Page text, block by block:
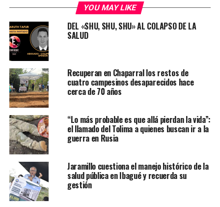
YOU MAY LIKE
DEL «SHU, SHU, SHU» AL COLAPSO DE LA
SALUD
Recuperan en Chaparral los restos de
cuatro campesinos desaparecidos hace
cerca de 70 años
“Lo más probable es que allá pierdan la vida”:
el llamado del Tolima a quienes buscan ir a la
guerra en Rusia
Jaramillo cuestiona el manejo histórico de la
salud pública en Ibagué y recuerda su
gestión